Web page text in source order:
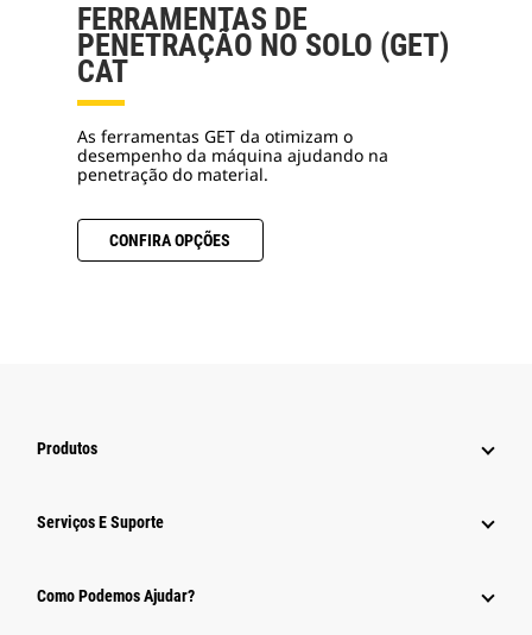
FERRAMENTAS DE
PENETRAÇÃO NO SOLO (GET)
CAT
As ferramentas GET da otimizam o
desempenho da máquina ajudando na
penetração do material.
CONFIRA OPÇÕES
Produtos
Serviços E Suporte
Como Podemos Ajudar?